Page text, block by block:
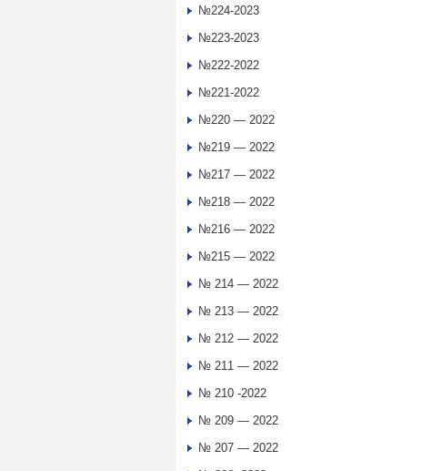
№224-2023
№223-2023
№222-2022
№221-2022
№220 — 2022
№219 — 2022
№217 — 2022
№218 — 2022
№216 — 2022
№215 — 2022
№ 214 — 2022
№ 213 — 2022
№ 212 — 2022
№ 211 — 2022
№ 210 -2022
№ 209 — 2022
№ 207 — 2022